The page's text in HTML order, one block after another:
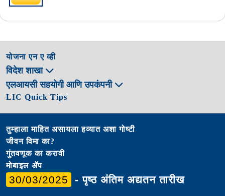
योजना एन ए व्ही
विदेश शाखा
एलआयसी सहयोगी आणि उपकंपनी
LIC Quick Tips
तुम्हाला माहित असायला हव्यात अशा गोष्टी
जीवन विमा का?
गुंतवणूक का करावी
मोबाइल ॲप
30/03/2025 - पृष्ठ अंतिम अद्यतन तारीख